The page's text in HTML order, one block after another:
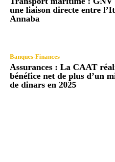
une liaison directe entre
Annaba
Banques-Finances
Assurances : La CAAT
bénéfice net de plus d’un
de dinars en 2025